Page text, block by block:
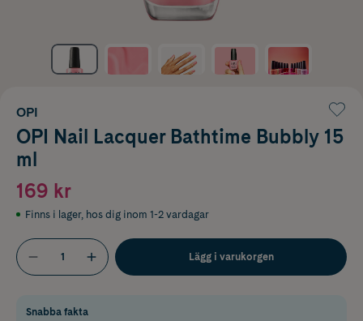
OPI
OPI Nail Lacquer Bathtime Bubbly 15
ml
169 kr
Finns i lager, hos dig inom 1-2 vardagar
Lägg i varukorgen
Snabba fakta